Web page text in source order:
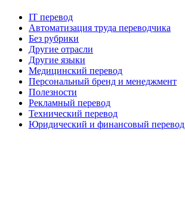
IT перевод
Автоматизация труда переводчика
Без рубрики
Другие отрасли
Другие языки
Медицинский перевод
Персональный бренд и менеджмент
Полезности
Рекламный перевод
Технический перевод
Юридический и финансовый перевод